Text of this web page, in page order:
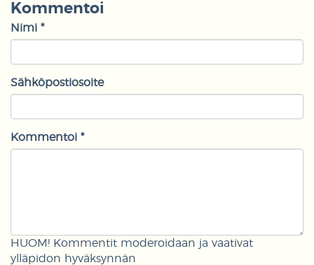
Kommentoi
Nimi *
Sähköpostiosoite
Kommentoi *
HUOM! Kommentit moderoidaan ja vaativat
ylläpidon hyväksynnän